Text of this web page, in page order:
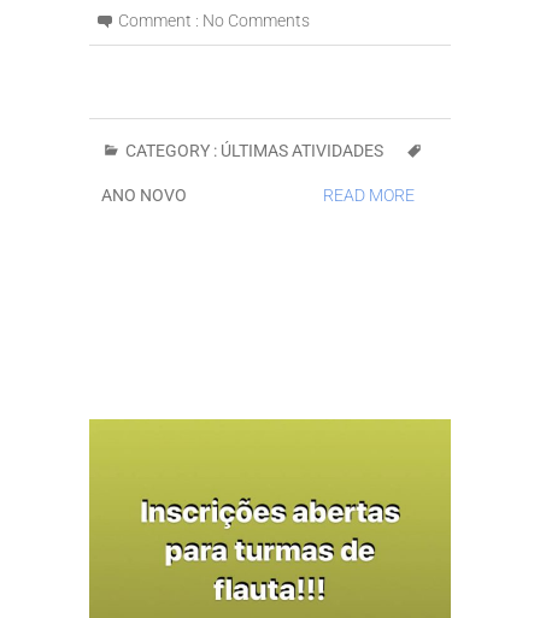
Comment : No Comments
CATEGORY : ÚLTIMAS ATIVIDADES
ANO NOVO READ MORE